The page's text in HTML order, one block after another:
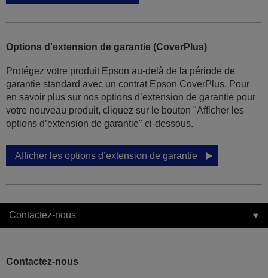
Options d'extension de garantie (CoverPlus)
Protégez votre produit Epson au-delà de la période de
garantie standard avec un contrat Epson CoverPlus. Pour
en savoir plus sur nos options d’extension de garantie pour
votre nouveau produit, cliquez sur le bouton "Afficher les
options d’extension de garantie" ci-dessous.
Afficher les options d’extension de garantie
Contactez-nous
Contactez-nous